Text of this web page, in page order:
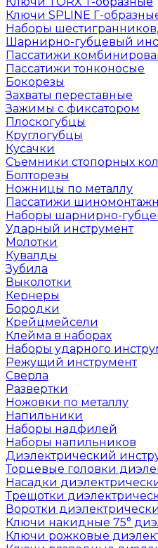
Ключи SPLINE Г-
Наборы
Шарнирно-губцевый
Пассатижи
Пассатижи тонконосые
Бокорезы
Захваты переставные
Зажимы с фиксатором
Плоскогубцы
Круглогубцы
Кусачки
Съемники стопорных
Болторезы
Ножницы по металлу
Пассатижи
Наборы шарнирно-
Ударный инструмент
Молотки
Кувалды
Зубила
Выколотки
Кернеры
Бородки
Крейцмейсели
Клейма в наборах
Наборы ударного
Режущий инструмент
Сверла
Развертки
Ножовки по металлу
Напильники
Наборы надфилей
Наборы напильников
Диэлектрический
Торцевые головки
Насадки
Трещотки
Воротки
Ключи накидные 75°
Ключи рожковые